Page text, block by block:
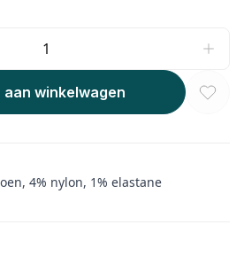
aan winkelwagen
4% nylon, 1% elastane